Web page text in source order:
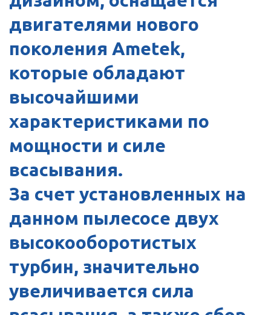
двигателями нового
поколения Ametek,
которые обладают
высочайшими
характеристиками по
мощности и силе
всасывания.
За счет установленных на
данном пылесосе двух
высокооборотистых
турбин, значительно
увеличивается сила